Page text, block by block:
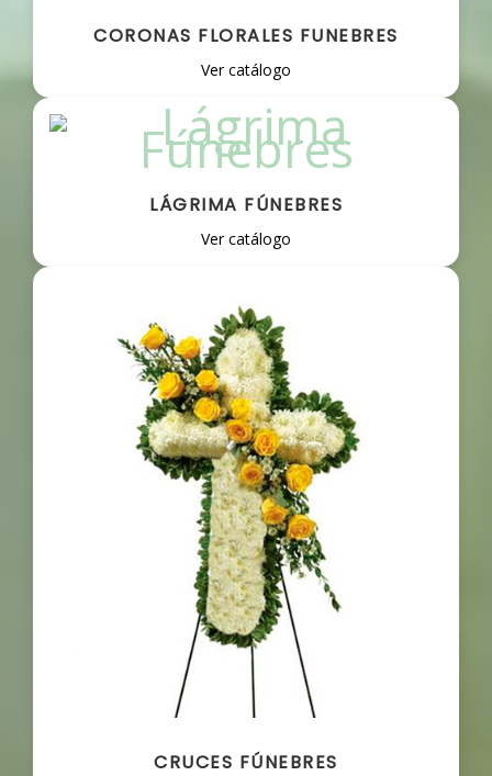
CORONAS FLORALES FUNEBRES
Ver catálogo
LÁGRIMA FÚNEBRES
Ver catálogo
CRUCES FÚNEBRES